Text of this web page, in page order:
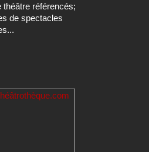
théâtre référencés;
de spectacles